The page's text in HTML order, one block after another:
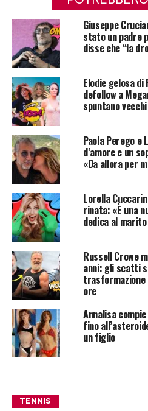
Giuseppe
stato un padre
disse che “la
Elodie gelosa
defollow a
spuntano
Paola Perego e
d’amore e un
«Da allora per
Lorella
rinata: «È una
dedica al
Russell Crowe
anni: gli scatti
trasformazione
ore
Annalisa
fino
un figlio
TENNIS